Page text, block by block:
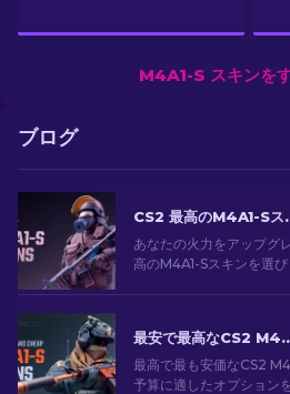
M4A1-S スキンを
ブログ
CS2 最
あなたの火力をアップグ
高のM4A1-Sスキンを選
最安で最高な
最高で最も安価なCS2
予算に適したオプション